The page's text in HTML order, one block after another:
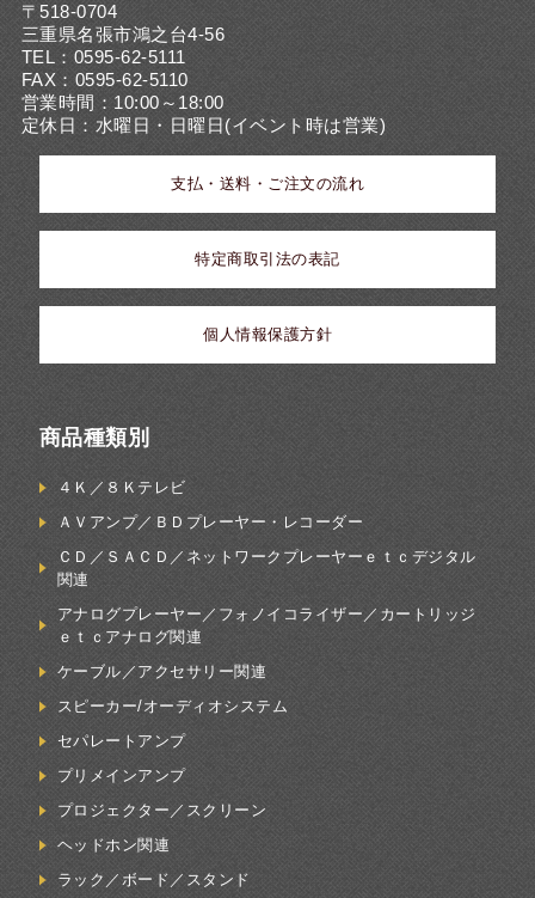
〒518-0704
三重県名張市鴻之台4-56
TEL：0595-62-5111
FAX：0595-62-5110
営業時間：10:00～18:00
定休日：水曜日・日曜日(イベント時は営業)
支払・送料・ご注文の流れ
特定商取引法の表記
個人情報保護方針
商品種類別
４Ｋ／８Ｋテレビ
ＡＶアンプ／ＢＤプレーヤー・レコーダー
ＣＤ／ＳＡＣＤ／ネットワークプレーヤーｅｔｃデジタル
関連
アナログプレーヤー／フォノイコライザー／カートリッジ
ｅｔｃアナログ関連
ケーブル／アクセサリー関連
スピーカー/オーディオシステム
セパレートアンプ
プリメインアンプ
プロジェクター／スクリーン
ヘッドホン関連
ラック／ボード／スタンド